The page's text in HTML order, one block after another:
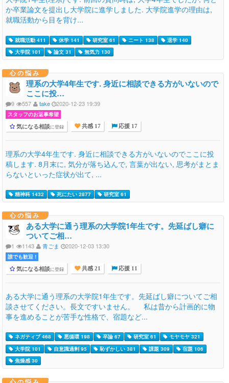
か卒業論文を提出し大学院に進学しました. 大学院進学の理由は,
就職活動から目を背け...
就職活動 411 休学 141 研究室 61 ニート 138
退学 140
大学院 101
論文 31 無気力 130
心の悩み
理系の大学4年生です. 身近に相談できる方がいないので
ここに投…
9 557 take 2020-12-23 19:39
スタッフのお返事希望
気になる相談に登録 共感 17 応援 17
理系の大学4年生です. 身近に相談できる方がいないのでここに投
稿します. 8月末に, 気分が落ち込んで, 言葉が出ない, 思考がまとま
らないといった症状が出て, ...
精神科 1432 死にたい 2877 研究室 61
心の悩み
ある大学に通う理系の大学院1年生です。先延ばし癖に
ついてご相…
1 1143 青ごま 2020-12-03 13:30
誰でも歓迎 !
気になる相談に登録 共感 21 応援 11
ある大学に通う理系の大学院1年生です。先延ばし癖についてご相
談させてください。長文ですいません。 私は昔から計画的に物
事を進めることが苦手な性格で、宿題など...
ネガティブ 468 悪循環 198 卒論 67 研究室 61
モヤモヤ 321
大学院 101
自意識過剰 95 恥ずかしい 381 課題 309
宿題 106
焦燥感 30